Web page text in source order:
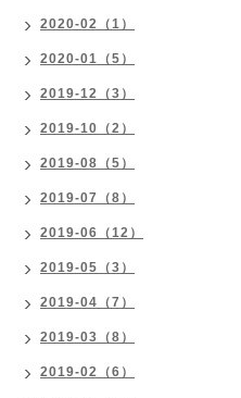
2020-02（1）
2020-01（5）
2019-12（3）
2019-10（2）
2019-08（5）
2019-07（8）
2019-06（12）
2019-05（3）
2019-04（7）
2019-03（8）
2019-02（6）